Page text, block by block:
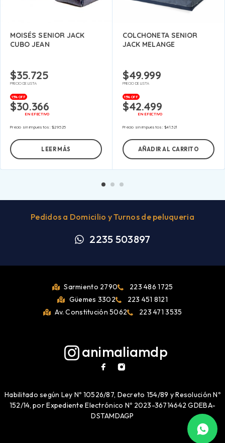
MOISÉS SENIOR JACK
CUBO JEAN
$35.725
PRECIO DE LISTA
15% OFF
$30.366
EN EFECTIVO
Precio sin impuestos:$29.525
LEER MÁS
COLCHONETA SENIOR
JACK MELANGE
$49.999
PRECIO DE LISTA
15% OFF
$42.499
EN EFECTIVO
Precio sin impuestos:$41.321
AÑADIR AL CARRITO
Pedidos a Domicilio y Turnos de peluqueria
2235 503897
Sarmiento 2790
223 486 1725
Güemes 3302
223 451 8121
Av. Constitución 5062
223 471 3535
animaliamdp
Habilitado según Ley Nº 10526/87, Decreto 154/89 y Resolución Nº
152/14, por Expediente Electrónico Nº 2023-36714642 GDEBA-
DSTAMDAGP